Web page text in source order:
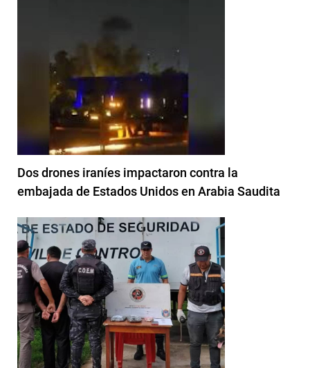
Dos drones iraníes impactaron contra la
embajada de Estados Unidos en Arabia Saudita